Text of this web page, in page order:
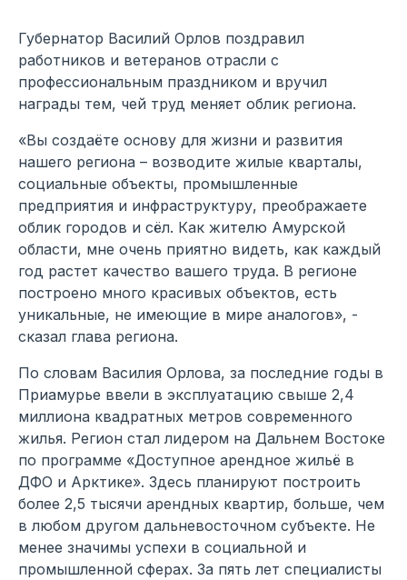
Губернатор Василий Орлов поздравил
работников и ветеранов отрасли с
профессиональным праздником и вручил
награды тем, чей труд меняет облик региона.
«Вы создаёте основу для жизни и развития
нашего региона – возводите жилые кварталы,
социальные объекты, промышленные
предприятия и инфраструктуру, преображаете
облик городов и сёл. Как жителю Амурской
области, мне очень приятно видеть, как каждый
год растет качество вашего труда. В регионе
построено много красивых объектов, есть
уникальные, не имеющие в мире аналогов», -
сказал глава региона.
По словам Василия Орлова, за последние годы в
Приамурье ввели в эксплуатацию свыше 2,4
миллиона квадратных метров современного
жилья. Регион стал лидером на Дальнем Востоке
по программе «Доступное арендное жильё в
ДФО и Арктике». Здесь планируют построить
более 2,5 тысячи арендных квартир, больше, чем
в любом другом дальневосточном субъекте. Не
менее значимы успехи в социальной и
промышленной сферах. За пять лет специалисты